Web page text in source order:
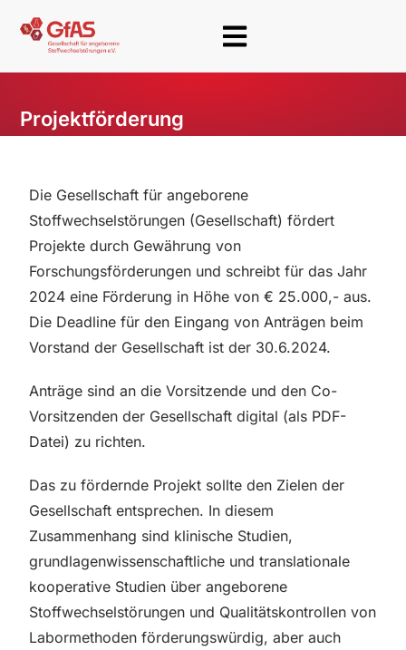
Projektförderung
Die Gesellschaft für angeborene
Stoffwechselstörungen (Gesellschaft) fördert
Projekte durch Gewährung von
Forschungsförderungen und schreibt für das Jahr
2024 eine Förderung in Höhe von € 25.000,- aus.
Die Deadline für den Eingang von Anträgen beim
Vorstand der Gesellschaft ist der 30.6.2024.
Anträge sind an die Vorsitzende und den Co-
Vorsitzenden der Gesellschaft digital (als PDF-
Datei) zu richten.
Das zu fördernde Projekt sollte den Zielen der
Gesellschaft entsprechen. In diesem
Zusammenhang sind klinische Studien,
grundlagenwissenschaftliche und translationale
kooperative Studien über angeborene
Stoffwechselstörungen und Qualitätskontrollen von
Labormethoden förderungswürdig, aber auch